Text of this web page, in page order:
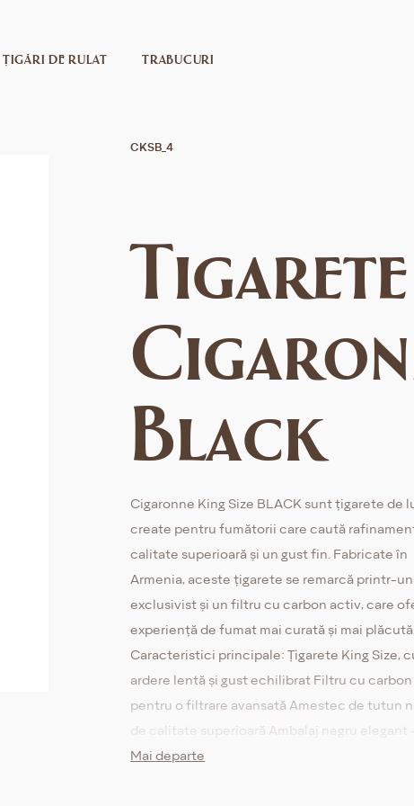
ȚIGĂRI DE RULAT TRABUCURI
СKSB_4
Tigarete
Black
Cigaronne King Size BLACK sunt țigarete de
create pentru fumătorii care caută
calitate superioară și un gust fin. Fabricate în
Armenia, aceste țigarete se remarcă printr-
exclusivist și un filtru cu carbon activ, care
experiență de fumat mai curată și mai plăcută.
Caracteristici principale: Țigarete King Size,
ardere lentă și gust echilibrat Filtru cu
pentru o filtrare avansată Amestec de tutun
de calitate superioară Ambalaj negru elegant
simbol al exclusivității Ideal pentru fumătorii
Mai departe